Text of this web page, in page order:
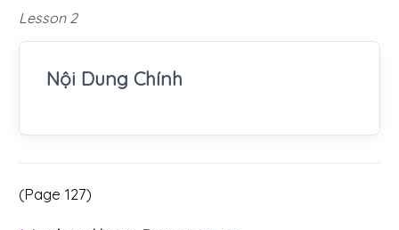
Lesson 2
Nội Dung Chính
(Page 127)